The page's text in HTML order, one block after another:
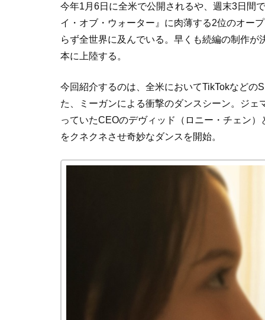
今年1月6日に全米で公開されるや、週末3日間
イ・オブ・ウォーター』に肉薄する2位のオー
らず全世界に及んでいる。早くも続編の制作が
本に上陸する。
今回紹介するのは、全米においてTikTokなど
た、ミーガンによる衝撃のダンスシーン。ジ
っていたCEOのデヴィッド（ロニー・チェン
をクネクネさせ奇妙なダンスを開始。